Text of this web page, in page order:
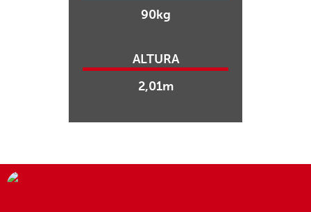
90kg
ALTURA
2,01m